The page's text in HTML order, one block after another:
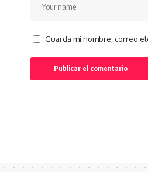
Guarda mi nombre, correo